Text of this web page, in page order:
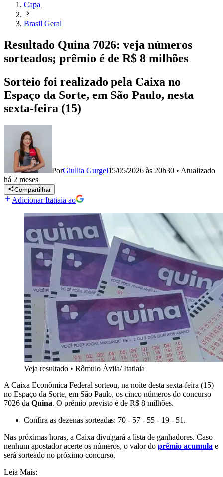
Capa
Brasil Geral
Resultado Quina 7026: veja números
sorteados; prêmio é de R$ 8 milhões
Sorteio foi realizado pela Caixa no
Espaço da Sorte, em São Paulo, nesta
sexta-feira (15)
PorGiullia Gurgel15/05/2026 às 20h30 • Atualizado
há 2 meses
Compartilhar
Adicionar Itatiaia ao
Veja resultado • Rômulo Ávila/ Itatiaia
A Caixa Econômica Federal sorteou, na noite desta sexta-feira (15)
no Espaço da Sorte, em São Paulo, os cinco números do concurso
7026 da Quina. O prêmio previsto é de R$ 8 milhões.
Confira as dezenas sorteadas: 70 - 57 - 55 - 19 - 51.
Nas próximas horas, a Caixa divulgará a lista de ganhadores. Caso
nenhum apostador acerte os números, o valor do prêmio acumula e
será sorteado no próximo concurso.
Leia Mais: